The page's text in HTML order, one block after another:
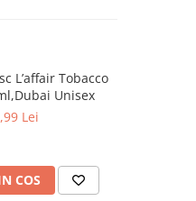
L’affair Tobacco
Unisex
Lei
COS